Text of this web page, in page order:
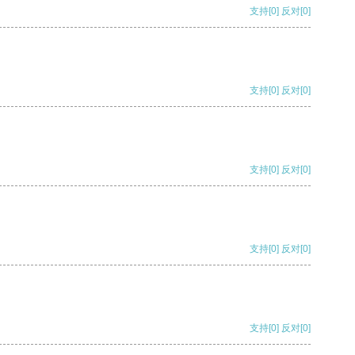
支持[0] 反对[0]
支持[0] 反对[0]
支持[0] 反对[0]
支持[0] 反对[0]
支持[0] 反对[0]